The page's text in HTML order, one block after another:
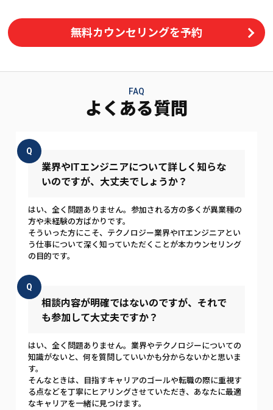
無料カウンセリングを予約
FAQ
よくある質問
Q
業界やITエンジニアについて詳しく知らな
いのですが、大丈夫でしょうか？
はい、全く問題ありません。参加される方の多くが異業種の
方や未経験の方ばかりです。
そういった方にこそ、テクノロジー業界やITエンジニアとい
う仕事について深く知っていただくことが本カウンセリング
の目的です。
Q
相談内容が明確ではないのですが、それで
も参加して大丈夫ですか？
はい、全く問題ありません。業界やテクノロジーについての
知識がないと、何を質問していいかも分からないかと思いま
す。
そんなときは、目指すキャリアのゴールや転職の際に重視す
る点などを丁寧にヒアリングさせていただき、あなたに最適
なキャリアを一緒に見つけます。